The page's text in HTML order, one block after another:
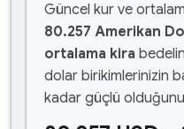
Güncel kur ve
80.257 Amerikan
ortalama kira
dolar birikimlerinizin
kadar güçlü